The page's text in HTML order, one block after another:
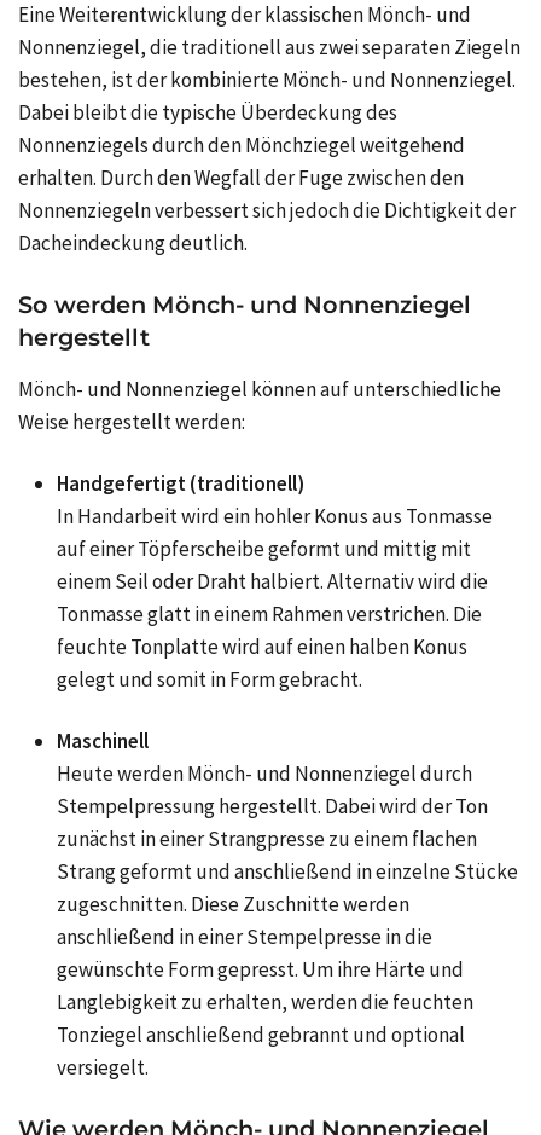
Eine Weiterentwicklung der klassischen Mönch- und
Nonnenziegel, die traditionell aus zwei separaten Ziegeln
bestehen, ist der kombinierte Mönch- und Nonnenziegel.
Dabei bleibt die typische Überdeckung des
Nonnenziegels durch den Mönchziegel weitgehend
erhalten. Durch den Wegfall der Fuge zwischen den
Nonnenziegeln verbessert sich jedoch die Dichtigkeit der
Dacheindeckung deutlich.
So werden Mönch- und Nonnenziegel
hergestellt
Mönch- und Nonnenziegel können auf unterschiedliche
Weise hergestellt werden:
Handgefertigt (traditionell)
In Handarbeit wird ein hohler Konus aus Tonmasse
auf einer Töpferscheibe geformt und mittig mit
einem Seil oder Draht halbiert. Alternativ wird die
Tonmasse glatt in einem Rahmen verstrichen. Die
feuchte Tonplatte wird auf einen halben Konus
gelegt und somit in Form gebracht.
Maschinell
Heute werden Mönch- und Nonnenziegel durch
Stempelpressung hergestellt. Dabei wird der Ton
zunächst in einer Strangpresse zu einem flachen
Strang geformt und anschließend in einzelne Stücke
zugeschnitten. Diese Zuschnitte werden
anschließend in einer Stempelpresse in die
gewünschte Form gepresst. Um ihre Härte und
Langlebigkeit zu erhalten, werden die feuchten
Tonziegel anschließend gebrannt und optional
versiegelt.